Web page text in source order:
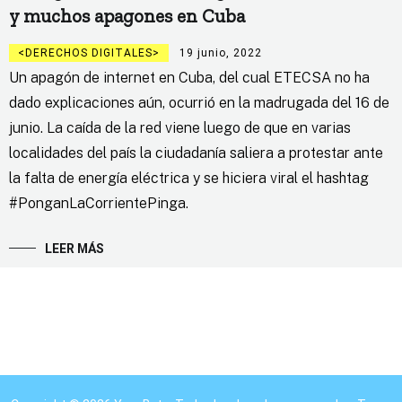
y muchos apagones en Cuba
DERECHOS DIGITALES 19 junio, 2022
Un apagón de internet en Cuba, del cual ETECSA no ha
dado explicaciones aún, ocurrió en la madrugada del 16 de
junio. La caída de la red viene luego de que en varias
localidades del país la ciudadanía saliera a protestar ante
la falta de energía eléctrica y se hiciera viral el hashtag
#PonganLaCorrientePinga.
LEER MÁS